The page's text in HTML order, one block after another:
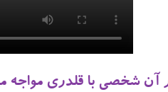
آن شخصی با قلدری مواجه